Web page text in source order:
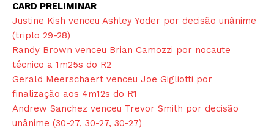
CARD PRELIMINAR
Justine Kish venceu Ashley Yoder por decisão unânime
(triplo 29-28)
Randy Brown venceu Brian Camozzi por nocaute
técnico a 1m25s do R2
Gerald Meerschaert venceu Joe Gigliotti por
finalização aos 4m12s do R1
Andrew Sanchez venceu Trevor Smith por decisão
unânime (30-27, 30-27, 30-27)